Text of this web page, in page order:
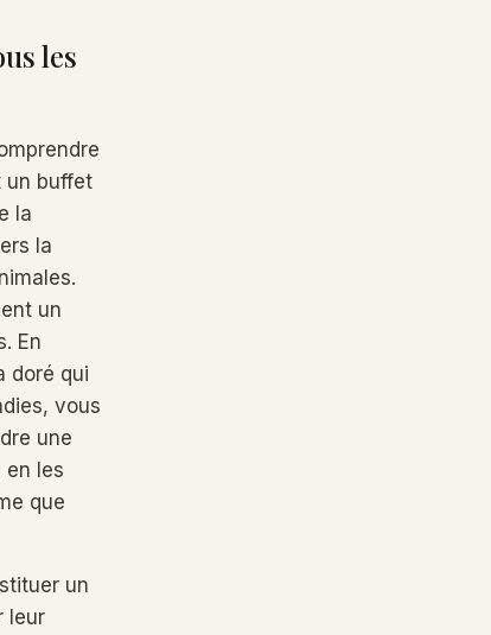
les
un buffet
la
la
un
En
doré qui
vous
une
en les
que
un
leur